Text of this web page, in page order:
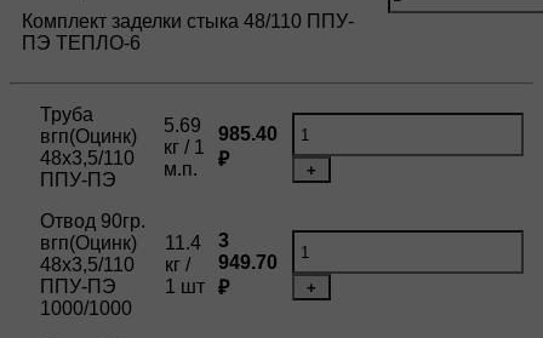
Комплект заделки стыка 48/110 ППУ-
ПЭ ТЕПЛО-6
Труба
вгп(Оцинк)
48х3,5/110
ППУ-ПЭ
5.69
кг / 1
м.п.
985.40
₽
+
Отвод 90гр.
вгп(Оцинк)
48х3,5/110
ППУ-ПЭ
1000/1000
11.4
кг /
1 шт
3
949.70
₽
+